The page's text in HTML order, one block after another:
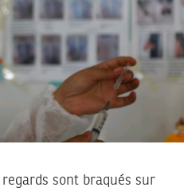
sont braqués sur